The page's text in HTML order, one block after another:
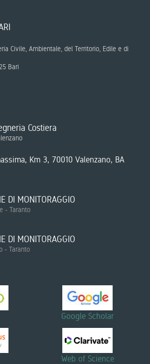
Civile, Ambientale, del Territorio, Edile e di
Bari
Costiera
Km 3, 70010 Valenzano, BA
DI MONITORAGGIO
- Taranto
DI MONITORAGGIO
- Taranto
Google Scholar
Web of Science